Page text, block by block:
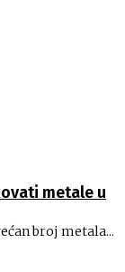
metale u
broj metala...